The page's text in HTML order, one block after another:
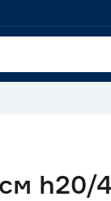
h20/